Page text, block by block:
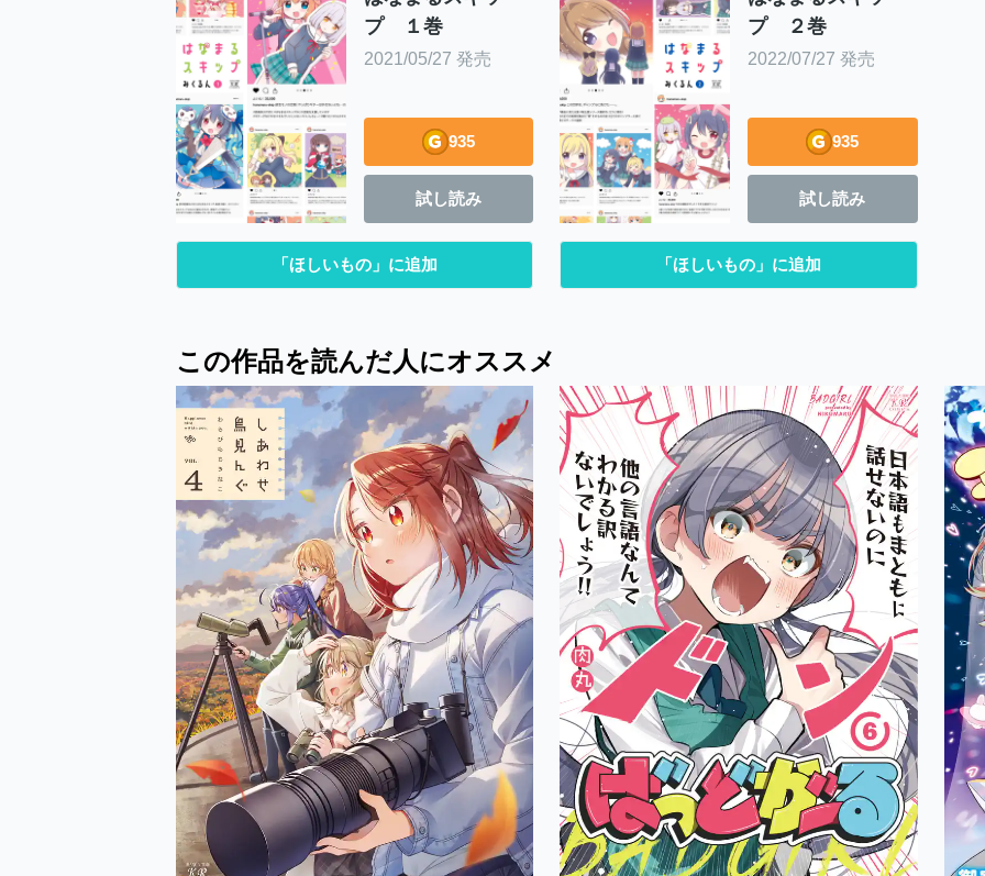
プ １巻
2021/05/27 発売
935
試し読み
「ほしいもの」に追加
プ ２巻
2022/07/27 発売
935
試し読み
「ほしいもの」に追加
この作品を読んだ人にオススメ